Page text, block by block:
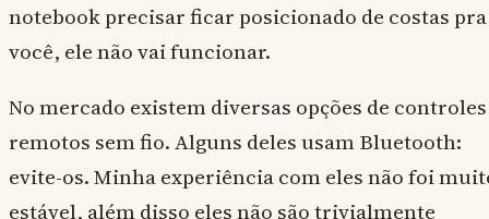
notebook precisar ficar posicionado de costas pra
você, ele não vai funcionar.
No mercado existem diversas opções de controles
remotos sem fio. Alguns deles usam Bluetooth:
evite-os. Minha experiência com eles não foi
estável, além disso eles não são trivialmente